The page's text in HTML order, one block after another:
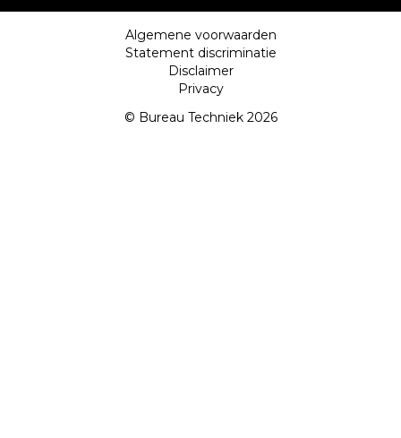
Algemene voorwaarden
Statement discriminatie
Disclaimer
Privacy
© Bureau Techniek 2026